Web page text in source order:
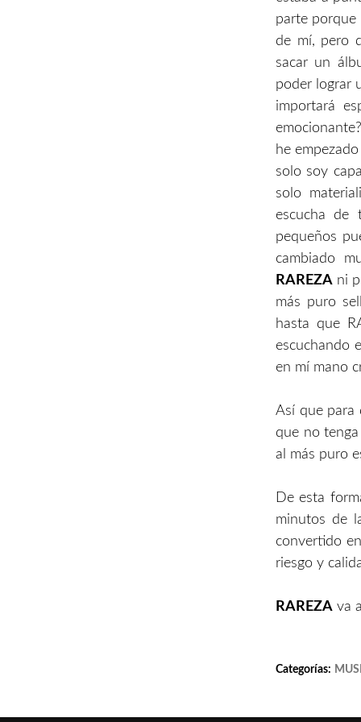
parte porque
de mí, pero
sacar un
poder lograr
importará
he
solo soy
solo
escucha de
pequeños
cambiado
RAREZA ni
más puro
hasta que
escuchando
en mí mano
Así que para
que no
al más puro
De esta
minutos de
convertido
riesgo y
RAREZA va
Categorías: